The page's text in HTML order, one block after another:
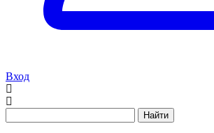
Вход
Найти